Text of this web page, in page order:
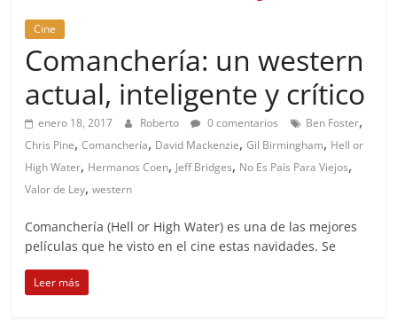
Cine
Comanchería: un western
actual, inteligente y crítico
enero 18, 2017 Roberto 0 comentarios Ben Foster,
Chris Pine,Comanchería, David Mackenzie,Gil Birmingham, Hell or
High Water, Hermanos Coen, Jeff Bridges, No Es País Para Viejos,
Valor de Ley,western
Comanchería (Hell or High Water) es una de las mejores
películas que he visto en el cine estas navidades. Se
Leer más